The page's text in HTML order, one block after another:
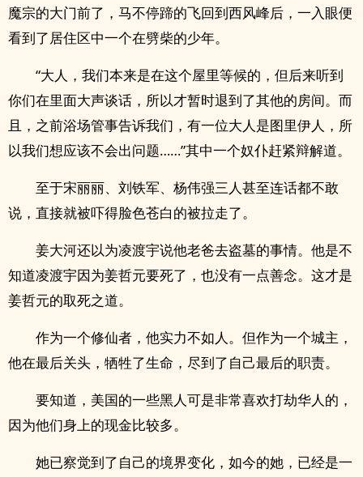
魔宗的大门前了，马不停蹄的飞回到西风峰后，一入眼便
看到了居住区中一个在劈柴的少年。
“大人，我们本来是在这个屋里等候的，但后来听到
你们在里面大声谈话，所以才暂时退到了其他的房间。而
且，之前浴场管事告诉我们，有一位大人是图里伊人，所
以我们想应该不会出问题……”其中一个奴仆赶紧辩解道。
至于宋丽丽、刘铁军、杨伟强三人甚至连话都不敢
说，直接就被吓得脸色苍白的被拉走了。
姜大河还以为凌渡宇说他老爸去盗墓的事情。他是不
知道凌渡宇因为姜哲元要死了，也没有一点善念。这才是
姜哲元的取死之道。
作为一个修仙者，他实力不如人。但作为一个城主，
他在最后关头，牺牲了生命，尽到了自己最后的职责。
要知道，美国的一些黑人可是非常喜欢打劫华人的，
因为他们身上的现金比较多。
她已察觉到了自己的境界变化，如今的她，已经是一